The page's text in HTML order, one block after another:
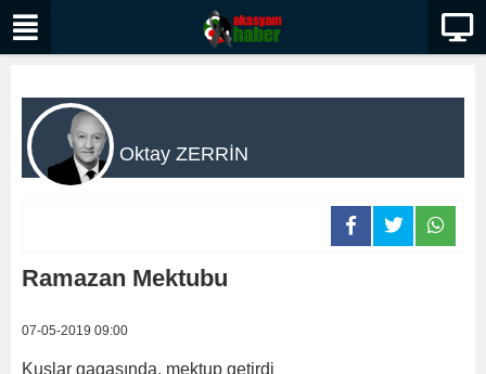
Oktay ZERRİN
Ramazan Mektubu
07-05-2019 09:00
Kuşlar gagasında, mektup getirdi